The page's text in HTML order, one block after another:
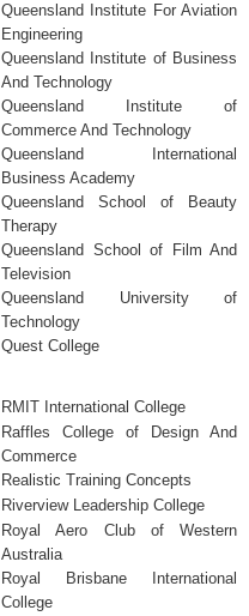
Queensland Institute For Aviation
Engineering
Queensland Institute of Business
And Technology
Queensland Institute of
Commerce And Technology
Queensland International
Business Academy
Queensland School of Beauty
Therapy
Queensland School of Film And
Television
Queensland University of
Technology
Quest College
RMIT International College
Raffles College of Design And
Commerce
Realistic Training Concepts
Riverview Leadership College
Royal Aero Club of Western
Australia
Royal Brisbane International
College